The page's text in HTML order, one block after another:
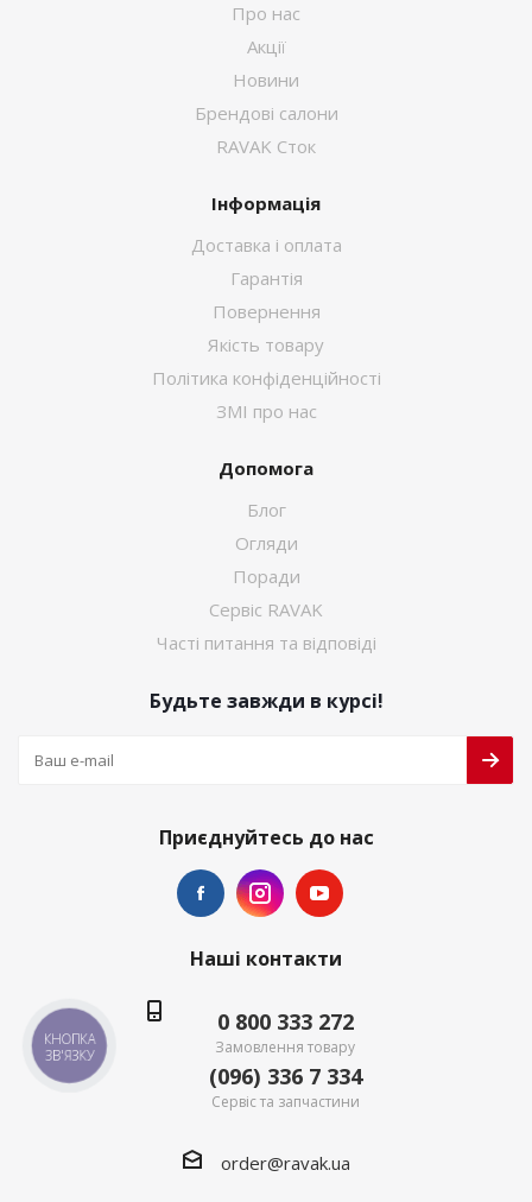
Про нас
Акції
Новини
Брендові салони
RAVAK Сток
Інформація
Доставка і оплата
Гарантія
Повернення
Якість товару
Політика конфіденційності
ЗМІ про нас
Допомога
Блог
Огляди
Поради
Сервіс RAVAK
Часті питання та відповіді
Будьте завжди в курсі!
Приєднуйтесь до нас
Наші контакти
0 800 333 272
Замовлення товару
(096) 336 7 334
Сервіс та запчастини
order@ravak.ua
КНОПКА
ЗВ'ЯЗКУ